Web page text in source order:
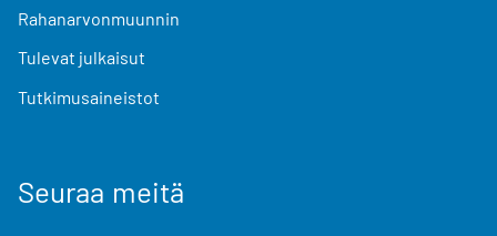
Rahanarvonmuunnin
Tulevat julkaisut
Tutkimusaineistot
Seuraa meitä